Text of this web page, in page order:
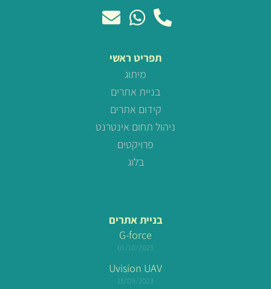
תפריט ראשי
מיתוג
בניית אתרים
קידום אתרים
ניהול תחום אינטרנט
פרויקטים
בלוג
בניית אתרים
G-force
01/10/2023
Uvision UAV
15/09/2023